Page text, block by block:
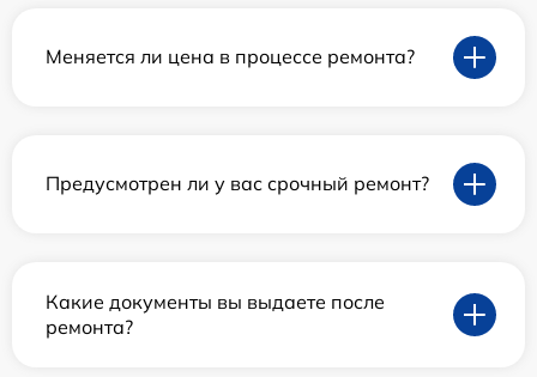
Меняется ли цена в процессе ремонта?
Предусмотрен ли у вас срочный ремонт?
Какие документы вы выдаете после
ремонта?